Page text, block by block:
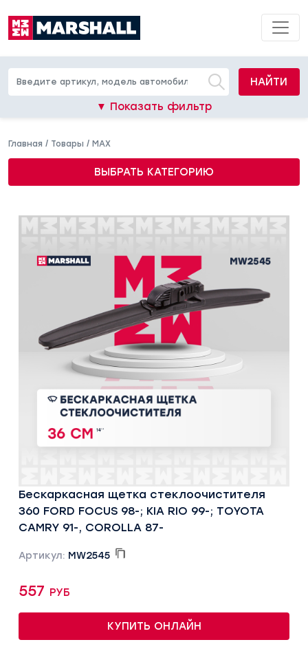
НАЙТИ
▼ Показать фильтр
Главная / Товары / MAX
ВЫБРАТЬ КАТЕГОРИЮ
Бескаркасная щетка стеклоочистителя
360 FORD FOCUS 98-; KIA RIO 99-; TOYOTA
CAMRY 91-, COROLLA 87-
Артикул: MW2545
557 руб
КУПИТЬ ОНЛАЙН